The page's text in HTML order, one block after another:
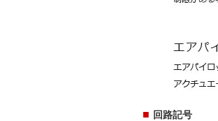
■ 回路記号